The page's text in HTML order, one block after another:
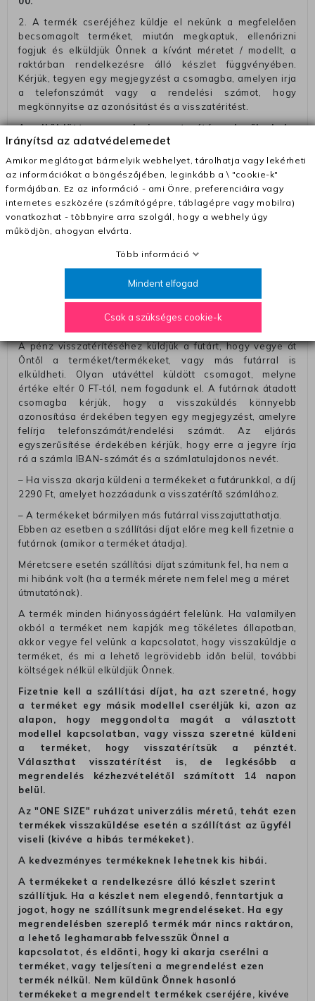
2. A termék cseréjéhez küldje el nekünk a megfelelően
becsomagolt terméket, miután megkaptuk, ellenőrizni
fogjuk és elküldjük Önnek a kívánt méretet / modellt, a
raktárban rendelkezésre álló készlet függvényében.
Kérjük, tegyen egy megjegyzést a csomagba, amelyen irja
a telefonszámát vagy a rendelési számot, hogy
megkönnyitse az azonósitást és a visszatéritést.
Az elküldött csomagok visszautasításra kerülnek, ha
ezeket nem megfelelő módon csomagolják !!
Szállítási díjak:
– Futár - kézbesítés az ország egész területén, 2-3
munkanapon belül a megrendelés e-mailben / sms-ben
történő megerősítésétől számítva
– Szállítás 1700 Ft (+400 Ft utánvéttel)
– Ingyenes szállítás 31600 Ft feletti megrendeléseknél
(+400 Ft utánvétte)
– A kapott termék cseréjéért 3780 Ft szállítási díjat
számolunk fel (oda -vissza út)
A pénz visszatérítéséhez küldjük a futárt, hogy vegye át
Öntől a terméket/termékeket, vagy más futárral is
elküldheti. Olyan utávéttel küldött csomagot, melyne
értéke eltér 0 FT-tól, nem fogadunk el. A futárnak átadott
csomagba kérjük, hogy a visszaküldés könnyebb
azonosítása érdekében tegyen egy megjegyzést, amelyre
felírja telefonszámát/rendelési számát. Az eljárás
egyszerűsítése érdekében kérjük, hogy erre a jegyre írja
rá a számla IBAN-számát és a számlatulajdonos nevét.
– Ha vissza akarja küldeni a termékeket a futárunkkal, a díj
2290 Ft, amelyet hozzáadunk a visszatérítő számlához.
– A termékeket bármilyen más futárral visszajuttathatja.
Ebben az esetben a szállítási díjat előre meg kell fizetnie a
futárnak (amikor a terméket átadja).
Méretcsere esetén szállítási díjat számitunk fel, ha nem a
mi hibánk volt (ha a termék mérete nem felel meg a méret
útmutatónak).
A termék minden hiányosságáért felelünk. Ha valamilyen
okból a terméket nem kapják meg tökéletes állapotban,
akkor vegye fel velünk a kapcsolatot, hogy visszaküldje a
terméket, és mi a lehető legrövidebb időn belül, további
költségek nélkül elküldjük Önnek.
Fizetnie kell a szállítási díjat, ha azt szeretné, hogy
a terméket egy másik modellel cseréljük ki, azon az
alapon, hogy meggondolta magát a választott
modellel kapcsolatban, vagy vissza szeretné küldeni
a terméket, hogy visszatérítsük a pénztét.
Választhat visszatérítést is, de legkésőbb a
megrendelés kézhezvételétől számított 14 napon
belül.
Az "ONE SIZE" ruházat univerzális méretű, tehát ezen
termékek visszaküldése esetén a szállítást az ügyfél
viseli (kivéve a hibás termékeket).
A kedvezményes termékeknek lehetnek kis hibái.
A termékeket a rendelkezésre álló készlet szerint
szállítjuk. Ha a készlet nem elegendő, fenntartjuk a
jogot, hogy ne szállítsunk megrendeléseket. Ha egy
megrendelésben szereplő termék már nincs raktáron,
a lehető leghamarabb felvesszük Önnel a
kapcsolatot, és eldönti, hogy ki akarja cserélni a
terméket, vagy teljesíteni a megrendelést ezen
termék nélkül. Nem küldünk Önnek hasonló
termékeket a megrendelt termékek cseréjére, kivéve
Irányítsd az adatvédelemedet
Amikor meglátogat bármelyik webhelyet, tárolhatja vagy lekérheti
az információkat a böngészőjében, leginkább a \ "cookie-k"
formájában. Ez az információ - ami Önre, preferenciáira vagy
internetes eszközére (számítógépre, táblagépre vagy mobilra)
vonatkozhat - többnyire arra szolgál, hogy a webhely úgy
működjön, ahogyan elvárta.
Több információ
Mindent elfogad
Csak a szükséges cookie-k